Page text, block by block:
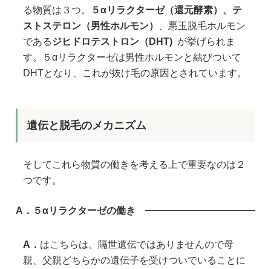
る物質は３つ。
５αリラクターゼ（還元酵素）、テ
ストステロン（男性ホルモン）
、悪玉脱毛ホルモン
であるジヒドロテストロン（DHT) が挙げられま
す。５αリラクターゼは男性ホルモンと結びついて
DHTとなり、これが抜け毛の原因とされています。
遺伝と脱毛のメカニズム
そしてこれら物質の働きを考える上で重要なのは２
つです。
A． ５αリラクターゼの働き
A． はこちらは、隔世遺伝ではありませんので母
親、父親どちらかの遺伝子を受けついでいることに
六本木院
六本木院
六本木院